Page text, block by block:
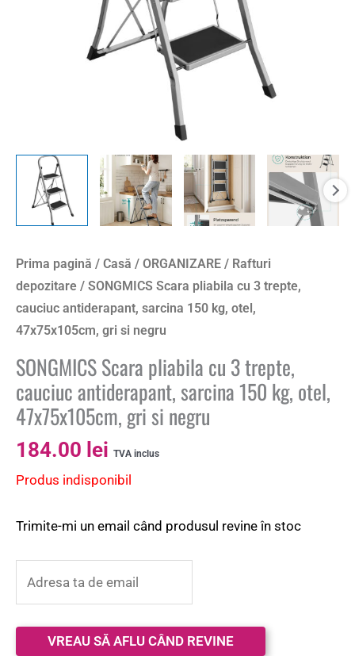
Prima pagină / Casă / ORGANIZARE / Rafturi
depozitare / SONGMICS Scara pliabila cu 3 trepte,
cauciuc antiderapant, sarcina 150 kg, otel,
47x75x105cm, gri si negru
SONGMICS Scara pliabila cu 3 trepte,
cauciuc antiderapant, sarcina 150 kg, otel,
47x75x105cm, gri si negru
184.00 lei TVA inclus
Produs indisponibil
Trimite-mi un email când produsul revine în stoc